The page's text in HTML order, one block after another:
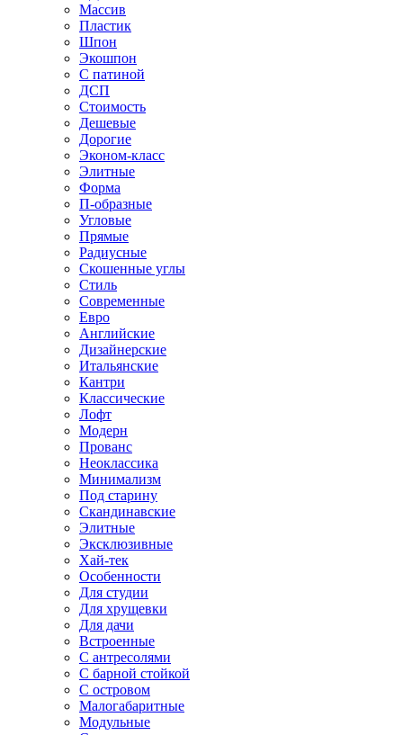
Массив
Пластик
Шпон
Экошпон
С патиной
ДСП
Стоимость
Дешевые
Дорогие
Эконом-класс
Элитные
Форма
П-образные
Угловые
Прямые
Радиусные
Скошенные углы
Стиль
Современные
Евро
Английские
Дизайнерские
Итальянские
Кантри
Классические
Лофт
Модерн
Прованс
Неоклассика
Минимализм
Под старину
Скандинавские
Элитные
Эксклюзивные
Хай-тек
Особенности
Для студии
Для хрущевки
Для дачи
Встроенные
С антресолями
С барной стойкой
С островом
Малогабаритные
Модульные